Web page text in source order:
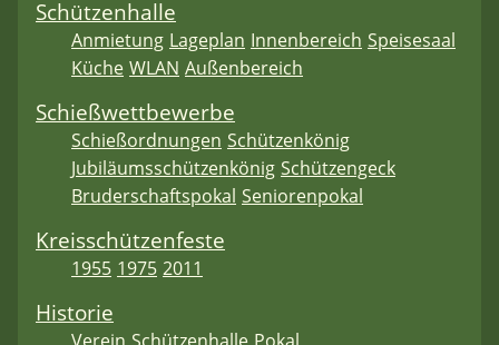
Schützenhalle
Anmietung Lageplan Innenbereich Speisesaal
Küche WLAN Außenbereich
Schießwettbewerbe
Schießordnungen Schützenkönig
Jubiläumsschützenkönig Schützengeck
Bruderschaftspokal Seniorenpokal
Kreisschützenfeste
1955 1975 2011
Historie